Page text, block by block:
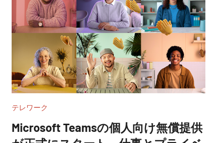
テレワーク
Microsoft Teamsの個人向け無償提供